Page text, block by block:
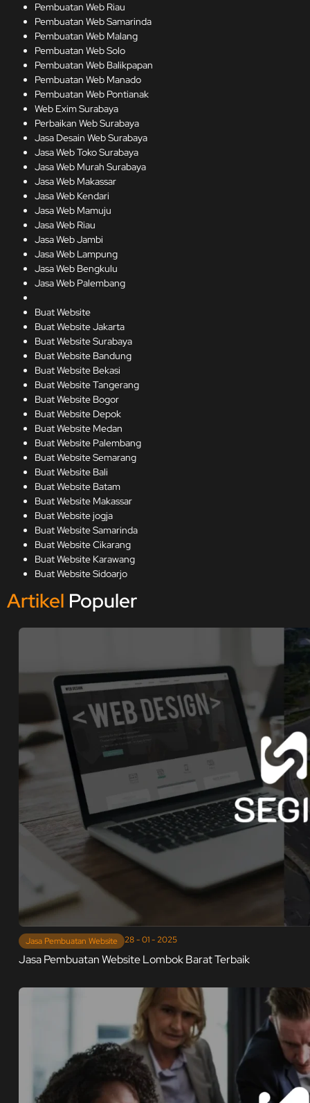
Pembuatan Web Riau
Pembuatan Web Samarinda
Pembuatan Web Malang
Pembuatan Web Solo
Pembuatan Web Balikpapan
Pembuatan Web Manado
Pembuatan Web Pontianak
Web Exim Surabaya
Perbaikan Web Surabaya
Jasa Desain Web Surabaya
Jasa Web Toko Surabaya
Jasa Web Murah Surabaya
Jasa Web Makassar
Jasa Web Kendari
Jasa Web Mamuju
Jasa Web Riau
Jasa Web Jambi
Jasa Web Lampung
Jasa Web Bengkulu
Jasa Web Palembang
Buat Website
Buat Website Jakarta
Buat Website Surabaya
Buat Website Bandung
Buat Website Bekasi
Buat Website Tangerang
Buat Website Bogor
Buat Website Depok
Buat Website Medan
Buat Website Palembang
Buat Website Semarang
Buat Website Bali
Buat Website Batam
Buat Website Makassar
Buat Website jogja
Buat Website Samarinda
Buat Website Cikarang
Buat Website Karawang
Buat Website Sidoarjo
Artikel Populer
Jasa Pembuatan Website 28 - 01 - 2025
Jasa Pembuatan Website Lombok Barat Terbaik